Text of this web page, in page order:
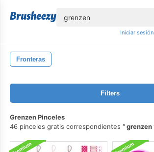
Iniciar sesión
Fronteras
Filters
Grenzen Pinceles
46 pinceles gratis correspondientes
grenzen